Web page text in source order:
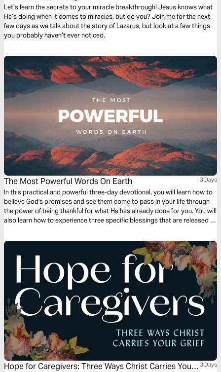
Let’s learn the secrets to your miracle breakthrough! Jesus knows what
He’s doing when it comes to miracles, but do you? Join me for the next
few days as we talk about the story of Lazarus, but look at a few things
you probably haven’t ever noticed.
The Most Powerful Words On Earth 3 Days
In this practical and powerful three-day devotional, you will learn how to
believe God's promises and see them come to pass in your life through
the power of being thankful for what He has already done for you. You will
also learn how to experience three specific blessings that are released in
Hope for Caregivers: Three Ways Christ Carries Your
3 Days